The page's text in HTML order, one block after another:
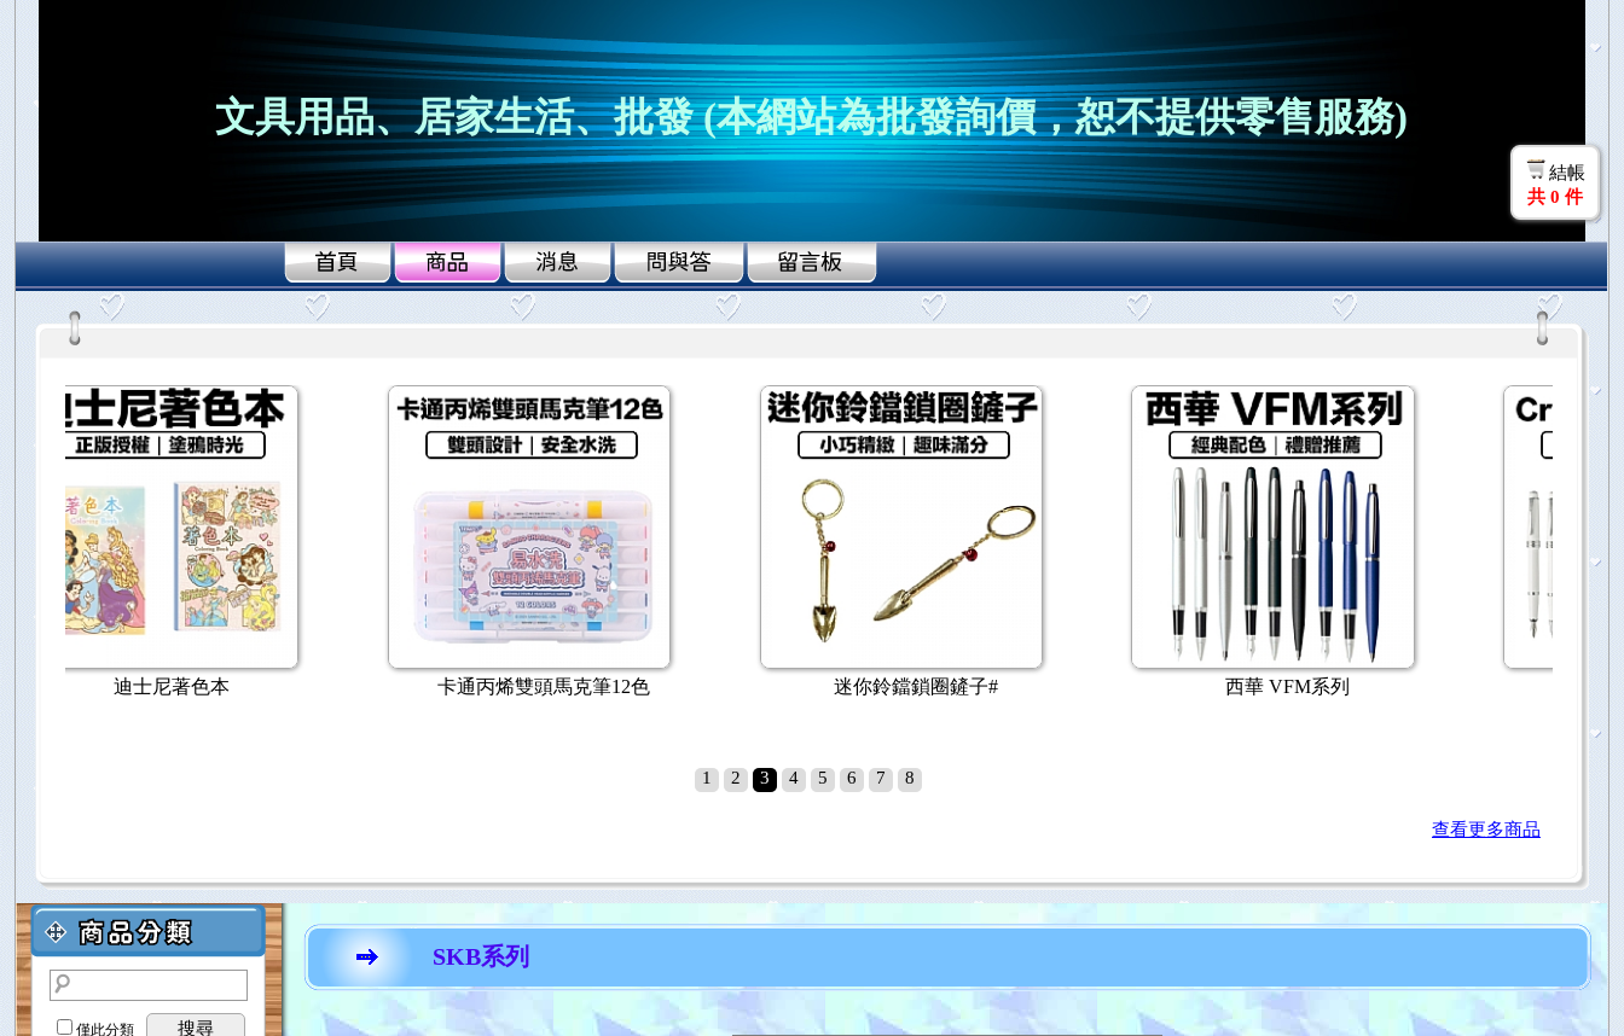
結帳
共 0 件
文具用品、居家生活、批發 (本網站為批發詢價，恕不提供零售服務)
Cross 貝禮輕盈系列 Cross 立卡系列 原子筆 Cross Tech2™觸控原子筆系列 Cross 高雲系列 鋼珠筆｜原子筆
1 2 3 4 5 6 7 8
查看更多商品
僅此分類 搜尋
SKB系列